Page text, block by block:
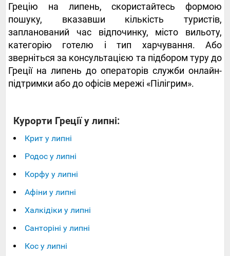
Грецію на липень, скористайтесь формою
пошуку, вказавши кількість туристів,
запланований час відпочинку, місто вильоту,
категорію готелю і тип харчування. Або
зверніться за консультацією та підбором туру до
Греції на липень до операторів служби онлайн-
підтримки або до офісів мережі «Пілігрим».
Курорти Греції у липні:
Крит у липні
Родос у липні
Корфу у липні
Афіни у липні
Халкідіки у липні
Санторіні у липні
Кос у липні